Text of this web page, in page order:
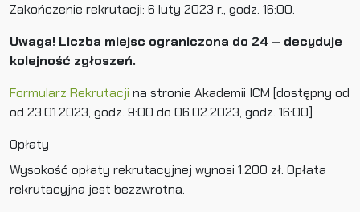
Zakończenie rekrutacji: 6 luty 2023 r., godz. 16:00.
Uwaga! Liczba miejsc ograniczona do 24 – decyduje
kolejność zgłoszeń.
Formularz Rekrutacji na stronie Akademii ICM [dostępny od
od 23.01.2023, godz. 9:00 do 06.02.2023, godz. 16:00]
Opłaty
Wysokość opłaty rekrutacyjnej wynosi 1.200 zł. Opłata
rekrutacyjna jest bezzwrotna.